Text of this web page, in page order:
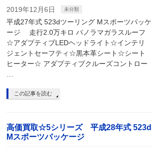
2019年12月6日 未分類
平成27年式 523dツーリング Mスポーツパッケ
ージ 走行2.0万キロ パノラマガラスルーフ
☆アダプティブLEDヘッドライト☆インテリ
ジェントセーフティ☆黒本革シート☆シート
ヒーター☆ アダプティブクルーズコントロー
この記事を読む
高価買取☆5シリーズ 平成28年式 523d
Mスポーツパッケージ